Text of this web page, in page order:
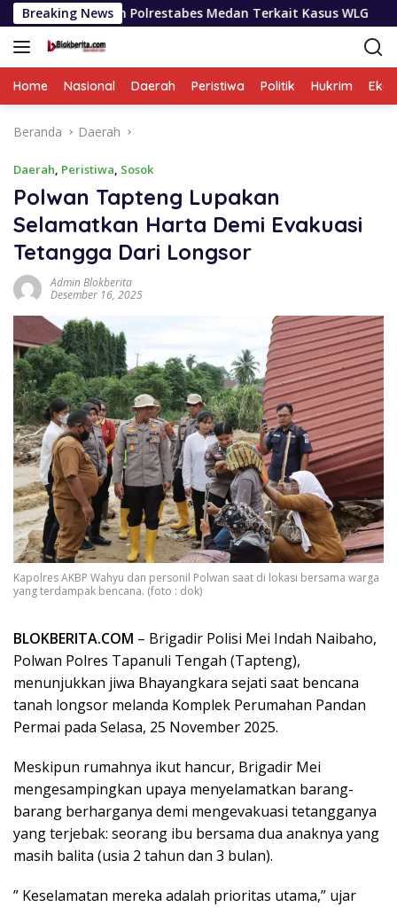
Langsung
ke
konten
Breaking News
Dan Polrestabes Medan Terkait Kasus WLG Selama
Home Nasional Daerah Peristiwa Politik Hukrim
Beranda Daerah
Daerah, Peristiwa, Sosok
Polwan Tapteng Lupakan
Selamatkan Harta Demi Evakuasi
Tetangga Dari Longsor
Admin Blokberita
Desember 16, 2025
Kapolres AKBP Wahyu dan personil Polwan saat di lokasi bersama warga
yang terdampak bencana. (foto : dok)
BLOKBERITA.COM – Brigadir Polisi Mei Indah Naibaho,
Polwan Polres Tapanuli Tengah (Tapteng),
menunjukkan jiwa Bhayangkara sejati saat bencana
tanah longsor melanda Komplek Perumahan Pandan
Permai pada Selasa, 25 November 2025.
Meskipun rumahnya ikut hancur, Brigadir Mei
mengesampingkan upaya menyelamatkan barang-
barang berharganya demi mengevakuasi tetangganya
yang terjebak: seorang ibu bersama dua anaknya yang
masih balita (usia 2 tahun dan 3 bulan).
” Keselamatan mereka adalah prioritas utama,” ujar